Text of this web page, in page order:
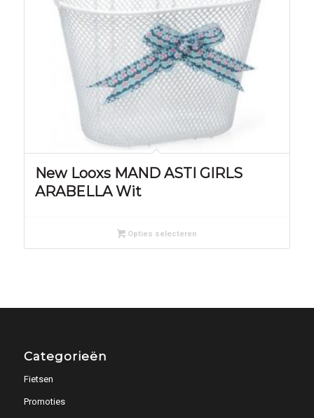
New Looxs MAND ASTI GIRLS
ARABELLA Wit
Opties selecteren
Categorieën
Fietsen
Promoties